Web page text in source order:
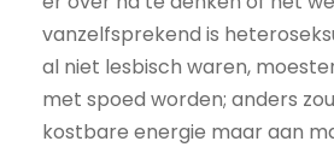
vanzelfsprekend is
al niet lesbisch waren,
met spoed worden; anders
kostbare energie maar aan